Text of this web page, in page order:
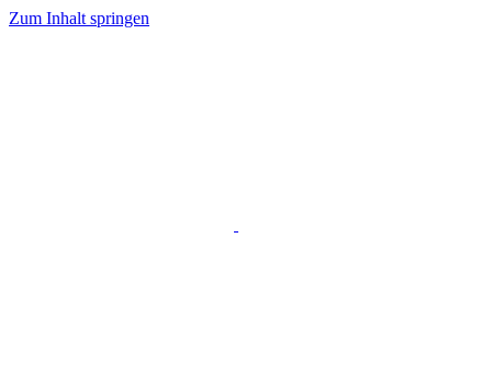
Zum Inhalt springen